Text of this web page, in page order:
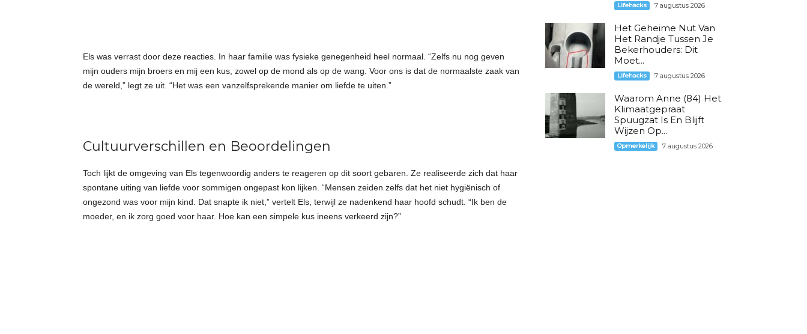
Els was verrast door deze reacties. In haar familie was fysieke genegenheid heel normaal. “Zelfs nu nog geven
mijn ouders mijn broers en mij een kus, zowel op de mond als op de wang. Voor ons is dat de normaalste zaak van
de wereld,” legt ze uit. “Het was een vanzelfsprekende manier om liefde te uiten.”
Cultuurverschillen en Beoordelingen
Toch lijkt de omgeving van Els tegenwoordig anders te reageren op dit soort gebaren. Ze realiseerde zich dat haar
spontane uiting van liefde voor sommigen ongepast kon lijken. “Mensen zeiden zelfs dat het niet hygiënisch of
ongezond was voor mijn kind. Dat snapte ik niet,” vertelt Els, terwijl ze nadenkend haar hoofd schudt. “Ik ben de
moeder, en ik zorg goed voor haar. Hoe kan een simpele kus ineens verkeerd zijn?”
Lifehacks 7 augustus 2026
Het Geheime Nut Van
Het Randje Tussen Je
Bekerhouders: Dit
Moet...
Lifehacks 7 augustus 2026
Waarom Anne (84) Het
Klimaatgepraat
Spuugzat Is En Blijft
Wijzen Op...
Opmerkelijk 7 augustus 2026